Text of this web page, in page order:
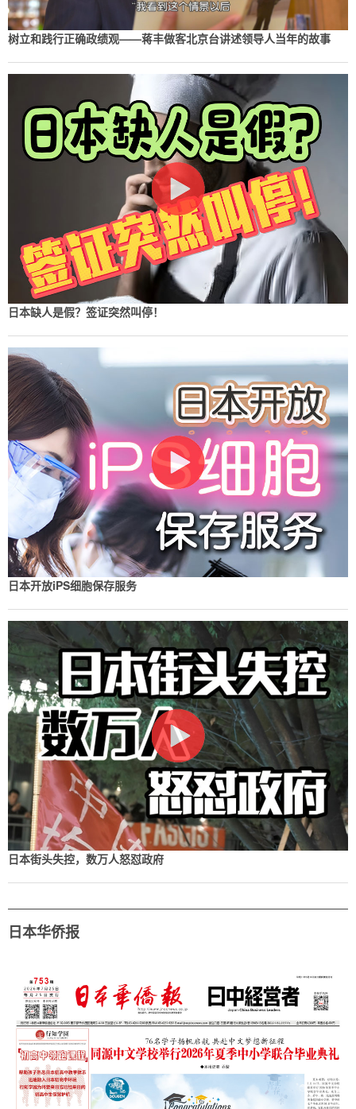
树立和践行正确政绩观——蒋丰做客北京台讲述领导人当年的故事
日本缺人是假？签证突然叫停！
日本开放iPS细胞保存服务
日本街头失控，数万人怒怼政府
日本华侨报